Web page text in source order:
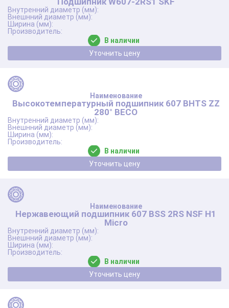
В наличии
Уточнить цену
Высокотемпературный подшипник 607 BHTS ZZ
280° BECO
В наличии
Уточнить цену
Нержавеющий подшипник 607 BSS 2RS NSF Н1
Micro
В наличии
Уточнить цену